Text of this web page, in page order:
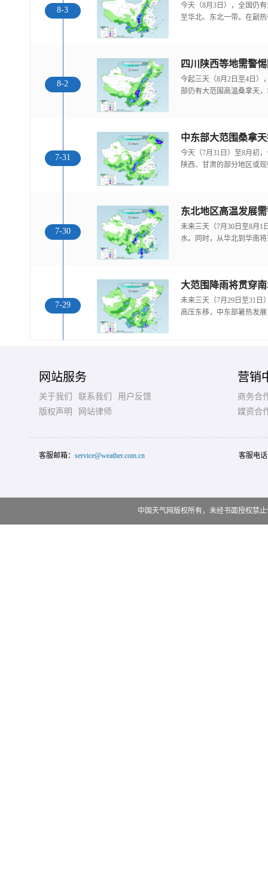
8-3
今天（8月3日），全国仍
至华北、东北一带。在副
8-2
今起三天（8月2日至4日）
部仍有大范围高温桑拿天
7-31
中东部大范围桑拿
今天（7月31日）至8月初
陕西、甘肃的部分地区或
7-30
东北地区高温发展
未来三天（7月30日至8月1
水。同时，从华北到华南
7-29
大范围降雨将贯穿
未来三天（7月29日至31日
高压东移，中东部暑热发
网站服务
关于我们 联系我们
用户反馈
版权声明
网站律师
营销
商务合
媒资合
客服邮箱： service@weather.com.cn 客服电
中国天气网版权所有，未经书面授权